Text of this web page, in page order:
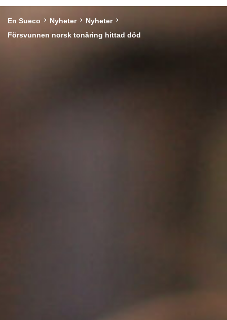
En Sueco Nyheter
Nyheter
Försvunnen norsk tonåring hittad död